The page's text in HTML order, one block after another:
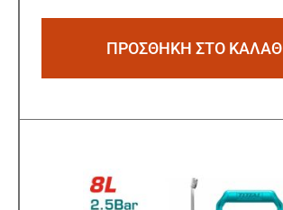
ΠΡΟΣΘΗΚΗ ΣΤΟ